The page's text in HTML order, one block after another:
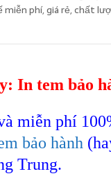
phí, giá rẻ, chất
In tem bảo
miễn phí
bảo hành
Trung.